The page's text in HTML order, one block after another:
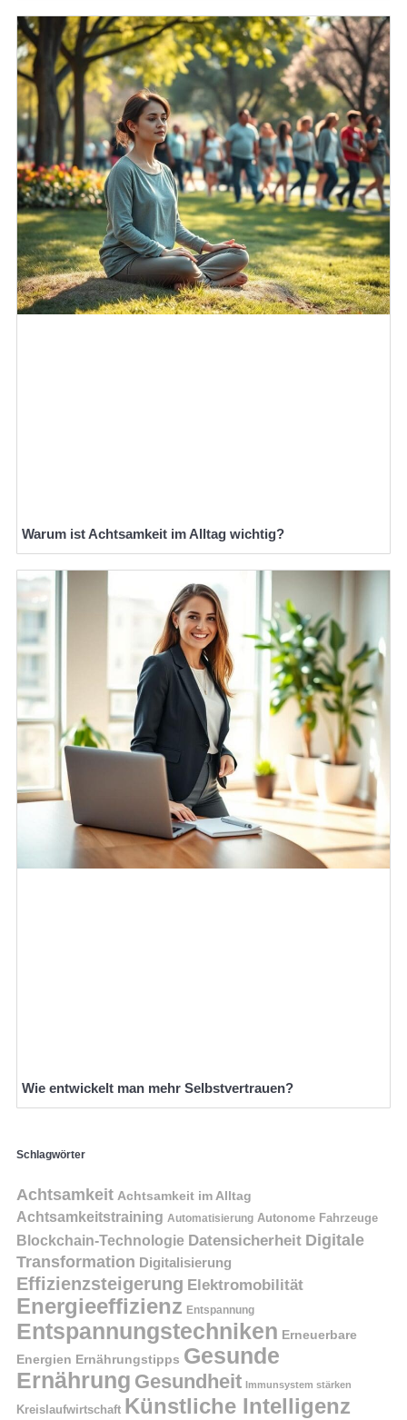
Warum ist Achtsamkeit im Alltag wichtig?
Wie entwickelt man mehr Selbstvertrauen?
Schlagwörter
Achtsamkeit Achtsamkeit im Alltag
Achtsamkeitstraining Automatisierung Autonome Fahrzeuge
Blockchain-Technologie Datensicherheit Digitale
Transformation Digitalisierung
Effizienzsteigerung Elektromobilität
Energieeffizienz Entspannung
Entspannungstechniken Erneuerbare
Energien Ernährungstipps Gesunde
Ernährung Gesundheit Immunsystem stärken
Kreislaufwirtschaft Künstliche Intelligenz